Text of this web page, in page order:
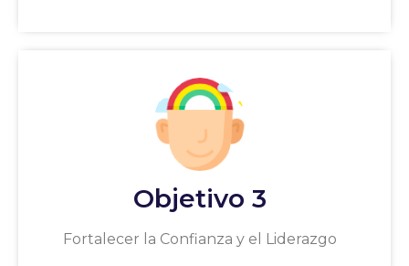
Objetivo 3
Fortalecer la Confianza y el Liderazgo